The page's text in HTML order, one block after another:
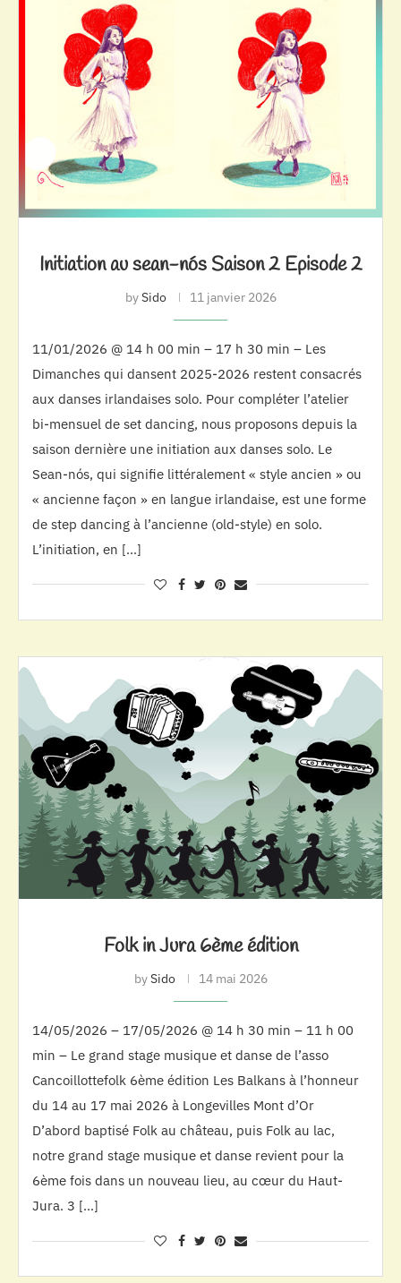
Initiation au sean-nós Saison 2 Episode 2
bySido 11 janvier 2026
11/01/2026 @ 14 h 00 min – 17 h 30 min – Les
Dimanches qui dansent 2025-2026 restent consacrés
aux danses irlandaises solo. Pour compléter l’atelier
bi-mensuel de set dancing, nous proposons depuis la
saison dernière une initiation aux danses solo. Le
Sean-nós, qui signifie littéralement « style ancien » ou
« ancienne façon » en langue irlandaise, est une forme
de step dancing à l’ancienne (old-style) en solo.
L’initiation, en […]
Folk in Jura 6ème édition
bySido 14 mai 2026
14/05/2026 – 17/05/2026 @ 14 h 30 min – 11 h 00
min – Le grand stage musique et danse de l’asso
Cancoillottefolk 6ème édition Les Balkans à l’honneur
du 14 au 17 mai 2026 à Longevilles Mont d’Or
D’abord baptisé Folk au château, puis Folk au lac,
notre grand stage musique et danse revient pour la
6ème fois dans un nouveau lieu, au cœur du Haut-
Jura. 3 […]